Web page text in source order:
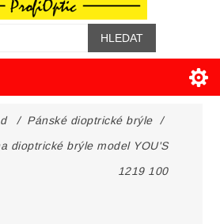
/ Pánské dioptrické brýle /
dioptrické brýle model YOU'S
1219 100